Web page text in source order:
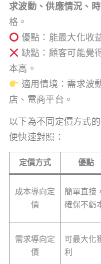
求波動、供應情況、
格。
優點：能最大化收
缺點：顧客可能覺
本高。
適用情境：需求波
店、電商平台。
以下為不同定價方式
便快速對照：
定價方式 優點
成本導向定
價
簡單直接，
確保不虧
需求導向定
價
可最大化
利